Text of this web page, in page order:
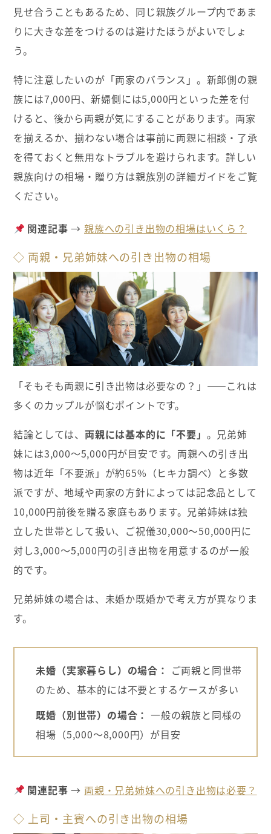
見せ合うこともあるため、同じ親族グループ内であま
りに大きな差をつけるのは避けたほうがよいでしょ
う。
特に注意したいのが「両家のバランス」。新郎側の親
族には7,000円、新婦側には5,000円といった差を付
けると、後から両親が気にすることがあります。両家
を揃えるか、揃わない場合は事前に両親に相談・了承
を得ておくと無用なトラブルを避けられます。詳しい
親族向けの相場・贈り方は親族別の詳細ガイドをご覧
ください。
関連記事 →親族への引き出物の相場はいくら？
◇ 両親・兄弟姉妹への引き出物の相場
「そもそも両親に引き出物は必要なの？」——これは
多くのカップルが悩むポイントです。
結論としては、両親には基本的に「不要」 。兄弟姉
妹には3,000〜5,000円が目安です。両親への引き出
物は近年「不要派」が約65%（ヒキカ調べ）と多数
派ですが、地域や両家の方針によっては記念品として
10,000円前後を贈る家庭もあります。兄弟姉妹は独
立した世帯として扱い、ご祝儀30,000〜50,000円に
対し3,000〜5,000円の引き出物を用意するのが一般
的です。
兄弟姉妹の場合は、未婚か既婚かで考え方が異なりま
す。
未婚（実家暮らし）の場合： ご両親と同世帯
のため、基本的には不要とするケースが多い
既婚（別世帯）の場合： 一般の親族と同様の
相場（5,000～8,000円）が目安
関連記事 → 両親・兄弟姉妹への引き出物は必要？
◇ 上司・主賓への引き出物の相場